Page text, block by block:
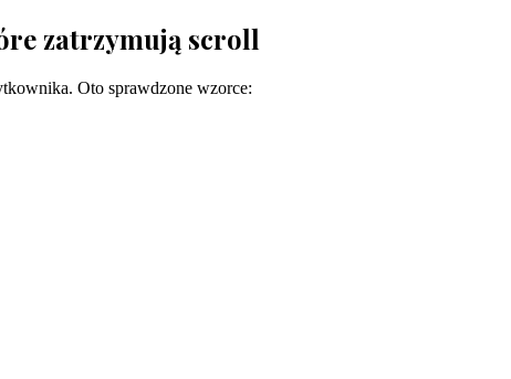
zatrzymują scroll
Oto sprawdzone wzorce: